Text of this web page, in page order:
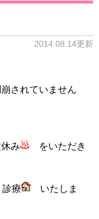
2014.08.14更新
ません
をいただき
療
いたしま